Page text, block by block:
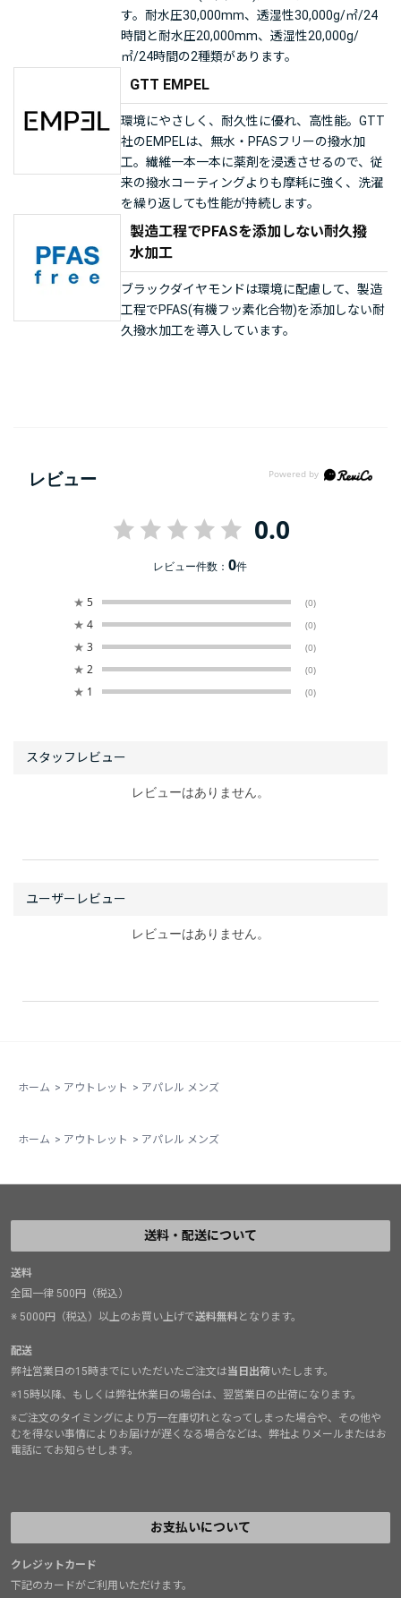
す。耐水圧30,000mm、透湿性30,000g/㎡/24
時間と耐水圧20,000mm、透湿性20,000g/
㎡/24時間の2種類があります。
GTT EMPEL
環境にやさしく、耐久性に優れ、高性能。GTT
社のEMPELは、無水・PFASフリーの撥水加
工。繊維一本一本に薬剤を浸透させるので、従
来の撥水コーティングよりも摩耗に強く、洗濯
を繰り返しても性能が持続します。
製造工程でPFASを添加しない耐久撥
水加工
ブラックダイヤモンドは環境に配慮して、製造
工程でPFAS(有機フッ素化合物)を添加しない耐
久撥水加工を導入しています。
レビュー
0.0
レビュー件数：0件
★ 5 (0)
★ 4 (0)
★ 3 (0)
★ 2 (0)
★ 1 (0)
レビューはありません。
レビューはありません。
ホーム > アウトレット > アパレル メンズ
ホーム > アウトレット > アパレル メンズ
送料・配送について
送料
全国一律 500円（税込）
※ 5000円（税込）以上のお買い上げで送料無料となります。
配送
弊社営業日の15時までにいただいたご注文は当日出荷いたします。
※15時以降、もしくは弊社休業日の場合は、翌営業日の出荷になります。
※ご注文のタイミングにより万一在庫切れとなってしまった場合や、その他や
むを得ない事情によりお届けが遅くなる場合などは、弊社よりメールまたはお
電話にてお知らせします。
お支払いについて
クレジットカード
下記のカードがご利用いただけます。